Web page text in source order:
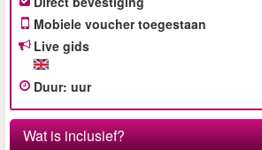
Mobiele voucher toegestaan
Live gids
Duur: uur
Wat is inclusief?